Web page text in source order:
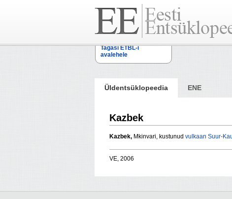
Tagasi ETBL-i
avalehele
Üldentsüklopeedia ENE
Kazbek
Kazbek, Mkinvari, kustunud vulkaan Suur-
VE, 2006